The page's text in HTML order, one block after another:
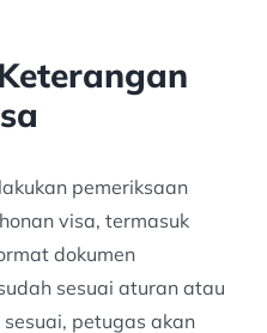
pemeriksaan
visa, termasuk
dokumen
sesuai aturan atau
petugas akan